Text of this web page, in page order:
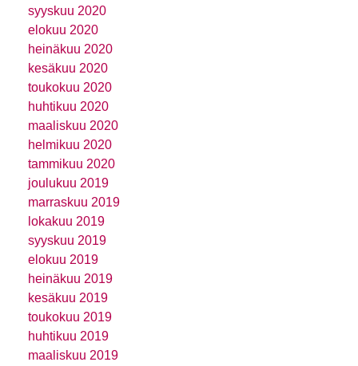
syyskuu 2020
elokuu 2020
heinäkuu 2020
kesäkuu 2020
toukokuu 2020
huhtikuu 2020
maaliskuu 2020
helmikuu 2020
tammikuu 2020
joulukuu 2019
marraskuu 2019
lokakuu 2019
syyskuu 2019
elokuu 2019
heinäkuu 2019
kesäkuu 2019
toukokuu 2019
huhtikuu 2019
maaliskuu 2019